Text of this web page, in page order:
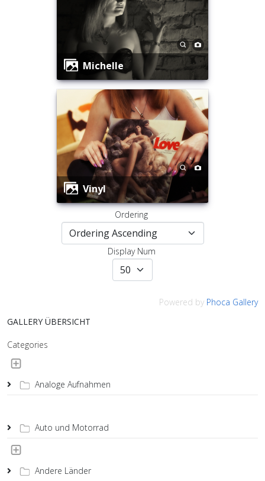
Michelle
Vinyl
Ordering
Display Num
Powered by Phoca Gallery
GALLERY ÜBERSICHT
Categories
Analoge Aufnahmen
Auto und Motorrad
Andere Länder